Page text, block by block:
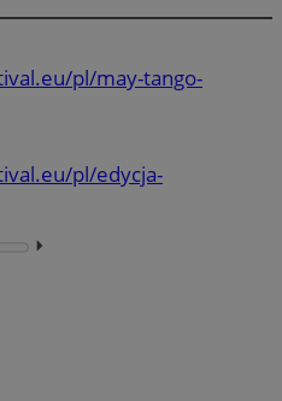
pl/may-tango-
pl/edycja-
⏵︎